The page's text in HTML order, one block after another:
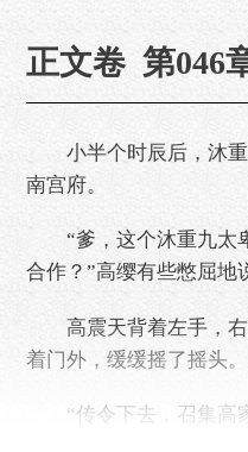
正文卷 第046
小半个时辰后，沐重
南宫府。
“爹，这个沐重九太
合作？”高缨有些憋屈地
高震天背着左手，右
着门外，缓缓摇了摇头。
“传令下去，召集高